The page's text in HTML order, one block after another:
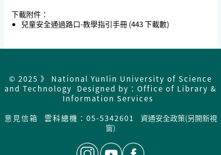
下載附件：
兒童安全通過路口-教學指引手冊 (443 下載數)
© 2025 》 National Yunlin University of Science
and Technology Designed by：Office of Library &
Information Services
意見信箱
雲科總機：05-5342601
資通安全政策(另開新視
窗)